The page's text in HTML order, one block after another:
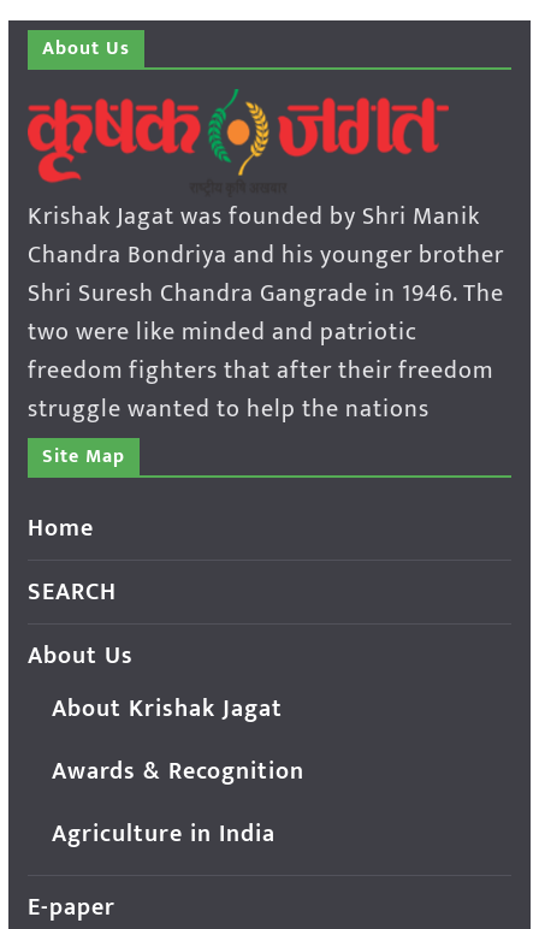
About Us
Krishak Jagat was founded by Shri Manik
Chandra Bondriya and his younger brother
Shri Suresh Chandra Gangrade in 1946. The
two were like minded and patriotic
freedom fighters that after their freedom
struggle wanted to help the nations
Site Map
Home
SEARCH
About Us
About Krishak Jagat
Awards & Recognition
Agriculture in India
E-paper